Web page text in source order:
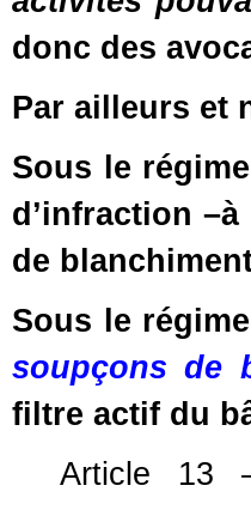
donc des
Par ailleurs et
Sous le
d’infraction
de
Sous le
soupçons de
filtre actif du
Article 13